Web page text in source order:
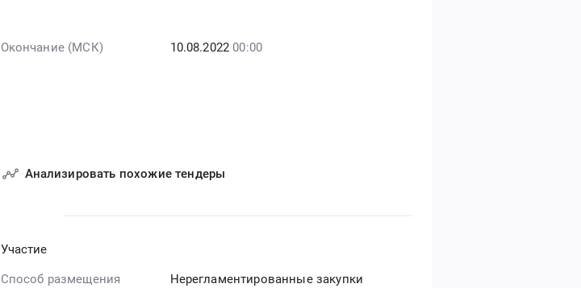
Окончание (МСК) 10.08.2022 00:00
Анализировать похожие тендеры
Участие
Способ размещения Нерегламентированные закупки